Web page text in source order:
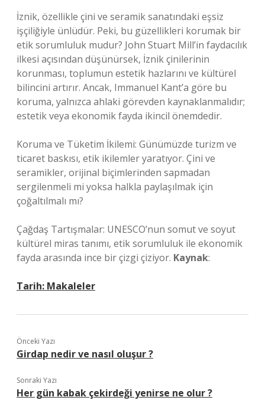
İznik, özellikle çini ve seramik sanatındaki eşsiz
işçiliğiyle ünlüdür. Peki, bu güzellikleri korumak bir
etik sorumluluk mudur? John Stuart Mill’in faydacılık
ilkesi açısından düşünürsek, İznik çinilerinin
korunması, toplumun estetik hazlarını ve kültürel
bilincini artırır. Ancak, Immanuel Kant’a göre bu
koruma, yalnızca ahlaki görevden kaynaklanmalıdır;
estetik veya ekonomik fayda ikincil önemdedir.
Koruma ve Tüketim İkilemi: Günümüzde turizm ve
ticaret baskısı, etik ikilemler yaratıyor. Çini ve
seramikler, orijinal biçimlerinden sapmadan
sergilenmeli mi yoksa halkla paylaşılmak için
çoğaltılmalı mı?
Çağdaş Tartışmalar: UNESCO’nun somut ve soyut
kültürel miras tanımı, etik sorumluluk ile ekonomik
fayda arasında ince bir çizgi çiziyor. Kaynak:
Tarih: Makaleler
Önceki Yazı
Girdap nedir ve nasıl oluşur ?
Sonraki Yazı
Her gün kabak çekirdeği yenirse ne olur ?